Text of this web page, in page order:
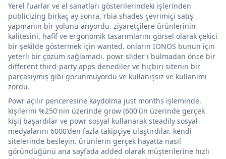
Yerel fuarlar ve el sanatları gösterilerindeki işlerinden
publicizing birkaç ay sonra, rbia shades çevrimiçi satış
yapmanın bir yolunu arıyordu. ziyaretçilere ürünlerinin
kalitesini, hafif ve ergonomik tasarımlarını görsel olarak çekici
bir şekilde göstermek için wanted. onların IONOS bunun için
yeterli bir çözüm sağlamadı. powr slider'ı bulmadan önce bir
different third-party apps denediler ve hiçbiri sitenin bir
parçasıymış gibi görünmüyordu ve kullanışsız ve kullanımı
zordu.
Powr açılır penceresine kaydolma just months işleminde,
kişilerini %250'nin üzerinde grow (600'ün üzerinde gerçek
kişi) başardılar ve powr sosyal kullanarak steadily sosyal
medyalarını 6000'den fazla takipçiye ulaştırdılar. kendi
sitelerinde besleyin. ürünlerin gerçek hayatta nasıl
göründüğünü ana sayfada added olarak müşterilerine hızlı